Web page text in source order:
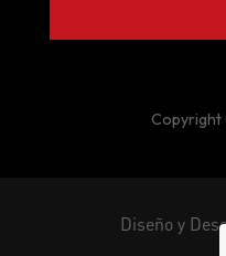
Copyright
Diseño y